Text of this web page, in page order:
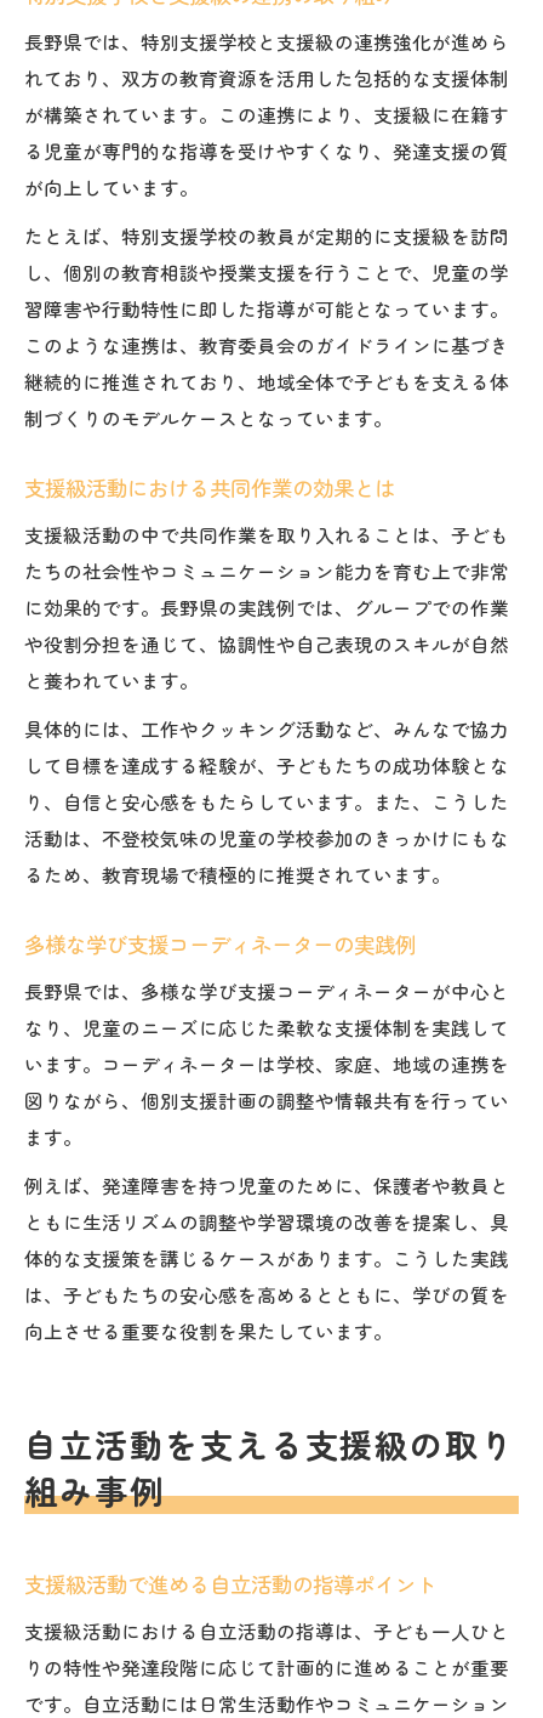
長野県では、特別支援学校と支援級の連携強化が進めら
れており、双方の教育資源を活用した包括的な支援体制
が構築されています。この連携により、支援級に在籍す
る児童が専門的な指導を受けやすくなり、発達支援の質
が向上しています。
たとえば、特別支援学校の教員が定期的に支援級を訪問
し、個別の教育相談や授業支援を行うことで、児童の学
習障害や行動特性に即した指導が可能となっています。
このような連携は、教育委員会のガイドラインに基づき
継続的に推進されており、地域全体で子どもを支える体
制づくりのモデルケースとなっています。
支援級活動における共同作業の効果とは
支援級活動の中で共同作業を取り入れることは、子ども
たちの社会性やコミュニケーション能力を育む上で非常
に効果的です。長野県の実践例では、グループでの作業
や役割分担を通じて、協調性や自己表現のスキルが自然
と養われています。
具体的には、工作やクッキング活動など、みんなで協力
して目標を達成する経験が、子どもたちの成功体験とな
り、自信と安心感をもたらしています。また、こうした
活動は、不登校気味の児童の学校参加のきっかけにもな
るため、教育現場で積極的に推奨されています。
多様な学び支援コーディネーターの実践例
長野県では、多様な学び支援コーディネーターが中心と
なり、児童のニーズに応じた柔軟な支援体制を実践して
います。コーディネーターは学校、家庭、地域の連携を
図りながら、個別支援計画の調整や情報共有を行ってい
ます。
例えば、発達障害を持つ児童のために、保護者や教員と
ともに生活リズムの調整や学習環境の改善を提案し、具
体的な支援策を講じるケースがあります。こうした実践
は、子どもたちの安心感を高めるとともに、学びの質を
向上させる重要な役割を果たしています。
自立活動を支える支援級の取り
組み事例
支援級活動で進める自立活動の指導ポイント
支援級活動における自立活動の指導は、子ども一人ひと
りの特性や発達段階に応じて計画的に進めることが重要
です。自立活動には日常生活動作やコミュニケーション